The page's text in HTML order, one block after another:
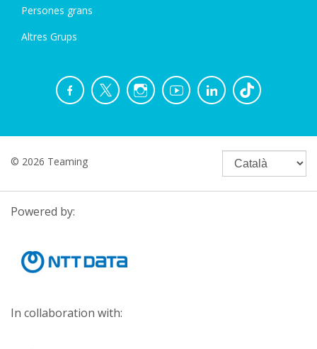
Persones grans
Altres Grups
© 2026 Teaming
Powered by:
In collaboration with: